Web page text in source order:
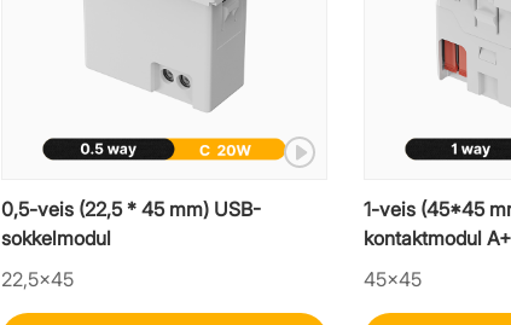
0,5-veis (22,5 * 45 mm) USB-
sokkelmodul
22,5×45
1-veis (45*45
kontaktmodul
45×45